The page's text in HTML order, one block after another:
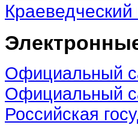
Официальный
Официальный
Российская